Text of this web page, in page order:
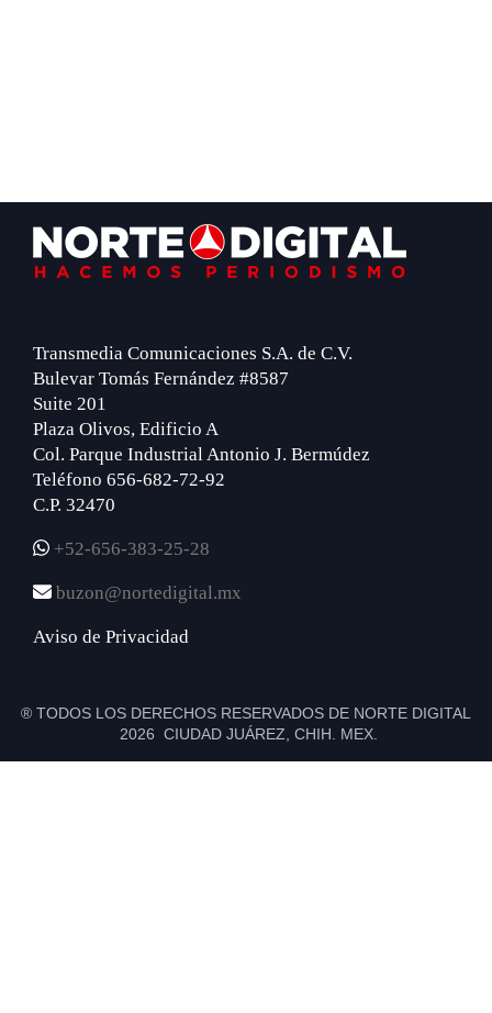
Footer
Transmedia Comunicaciones S.A. de C.V.
Bulevar Tomás Fernández #8587
Suite 201
Plaza Olivos, Edificio A
Col. Parque Industrial Antonio J. Bermúdez
Teléfono 656-682-72-92
C.P. 32470
+52-656-383-25-28
buzon@nortedigital.mx
Aviso de Privacidad
® TODOS LOS DERECHOS RESERVADOS DE NORTE DIGITAL
2026 CIUDAD JUÁREZ, CHIH. MEX.